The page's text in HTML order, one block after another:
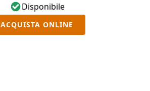
Disponibile
ACQUISTA ONLINE